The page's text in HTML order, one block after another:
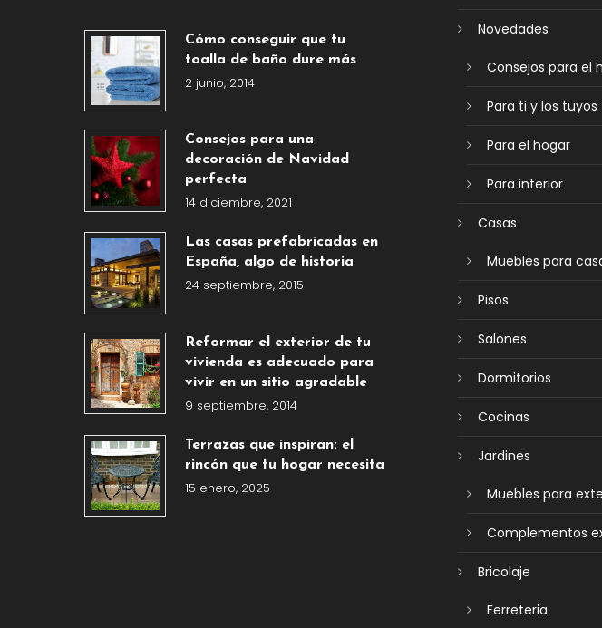
Cómo conseguir que tu
toalla de baño dure más
2 junio, 2014
Consejos para una
decoración de Navidad
perfecta
14 diciembre, 2021
Las casas prefabricadas en
España, algo de historia
24 septiembre, 2015
Reformar el exterior de tu
vivienda es adecuado para
vivir en un sitio agradable
9 septiembre, 2014
Terrazas que inspiran: el
rincón que tu hogar necesita
15 enero, 2025
Novedades
Consejos para el
Para ti y los tuyos
Para el hogar
Para interior
Casas
Muebles para
Pisos
Salones
Dormitorios
Cocinas
Jardines
Muebles para
Complementos
Bricolaje
Ferreteria